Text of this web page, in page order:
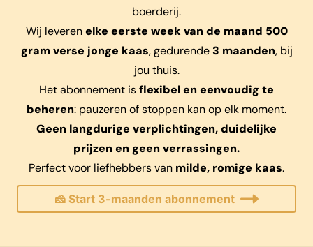
boerderij.
Wij leverenelke eerste week van de maand 500
gram verse jonge kaas, gedurende3 maanden, bij
jou thuis.
Het abonnement isflexibel en eenvoudig te
beheren: pauzeren of stoppen kan op elk moment.
Geen langdurige verplichtingen, duidelijke
prijzen en geen verrassingen.
Perfect voor liefhebbers van milde, romige kaas.
🧀 Start 3-maanden abonnement